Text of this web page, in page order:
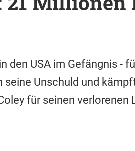
den USA im Gefängnis -
Unschuld und
für seinen verlorenen